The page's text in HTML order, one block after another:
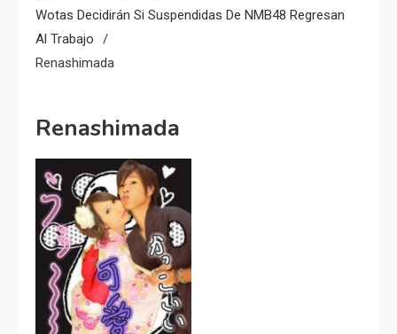
Wotas Decidirán Si Suspendidas De NMB48 Regresan
Al Trabajo
Renashimada
Renashimada